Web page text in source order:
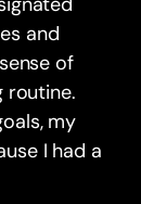
and
of
routine.
my
I had a